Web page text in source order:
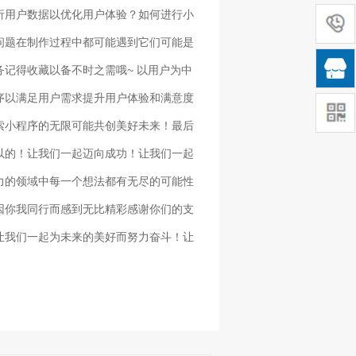
户数据以优化用户体验？如何进行小
在制作过程中都可能遇到它们可能是
得收藏以备不时之需哦~ ​​以用户为中
满足用户需求提升用户体验和满意度
程序的无限可能共创美好未来！最后
！让我们一起迈向成功！让我们一起
领域中每一个想法都有无尽的可能性
我同行而感到无比精彩感谢你们的支
们一起为未来的美好而努力奋斗！让
